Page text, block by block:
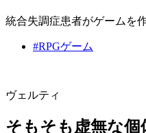
統合失調症患者がゲームを
#RPGゲーム
ヴェルティ
そもそも虚無な個